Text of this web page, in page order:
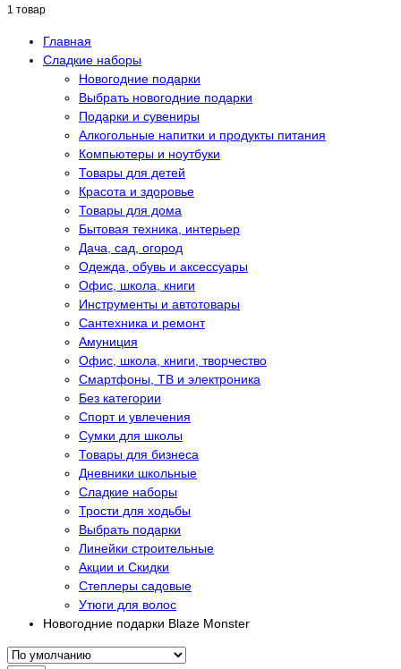
1 товар
Главная
Сладкие наборы
Новогодние подарки
Выбрать новогодние подарки
Подарки и сувениры
Алкогольные напитки и продукты питания
Компьютеры и ноутбуки
Товары для детей
Красота и здоровье
Товары для дома
Бытовая техника, интерьер
Дача, сад, огород
Одежда, обувь и аксессуары
Офис, школа, книги
Инструменты и автотовары
Сантехника и ремонт
Амуниция
Офис, школа, книги, творчество
Смартфоны, ТВ и электроника
Без категории
Спорт и увлечения
Сумки для школы
Товары для бизнеса
Дневники школьные
Сладкие наборы
Трости для ходьбы
Выбрать подарки
Линейки строительные
Акции и Скидки
Степлеры садовые
Утюги для волос
Новогодние подарки Blaze Monster